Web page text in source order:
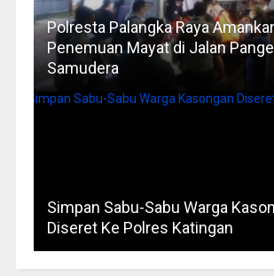
Polresta Palangka Raya
Penemuan Mayat di Jalan
Samudera
Simpan Sabu-Sabu Warga
Diseret Ke Polres Katingan